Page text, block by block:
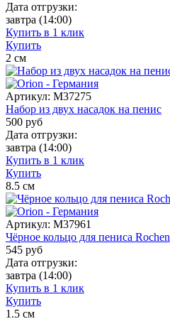
Дата отгрузки:
завтра (14:00)
Купить в 1 клик
Купить
2 см
Артикул: M37275
Набор из двух насадок на пенис
500 руб
Дата отгрузки:
завтра (14:00)
Купить в 1 клик
Купить
8.5 см
Артикул: M37961
Чёрное кольцо для пениса Rochen
545 руб
Дата отгрузки:
завтра (14:00)
Купить в 1 клик
Купить
1.5 см